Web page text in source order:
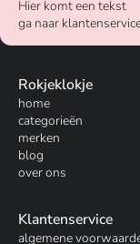
Hier komt een tekst
ga naar
Rokjeklokje
home
categorieën
merken
blog
over ons
Klantenservice
algemene